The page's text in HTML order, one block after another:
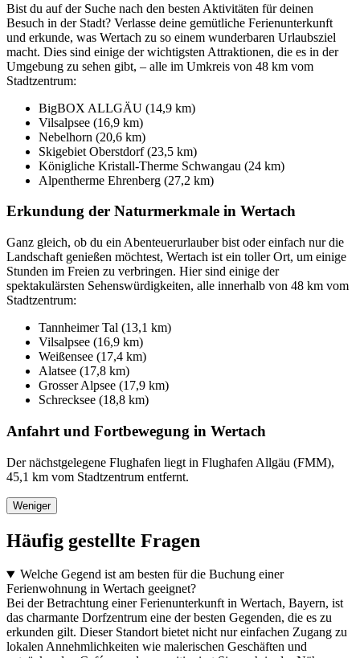
Bist du auf der Suche nach den besten Aktivitäten für deinen
Besuch in der Stadt? Verlasse deine gemütliche Ferienunterkunft
und erkunde, was Wertach zu so einem wunderbaren Urlaubsziel
macht. Dies sind einige der wichtigsten Attraktionen, die es in der
Umgebung zu sehen gibt, – alle im Umkreis von 48 km vom
Stadtzentrum:
BigBOX ALLGÄU (14,9 km)
Vilsalpsee (16,9 km)
Nebelhorn (20,6 km)
Skigebiet Oberstdorf (23,5 km)
Königliche Kristall-Therme Schwangau (24 km)
Alpentherme Ehrenberg (27,2 km)
Erkundung der Naturmerkmale in Wertach
Ganz gleich, ob du ein Abenteuerurlauber bist oder einfach nur die
Landschaft genießen möchtest, Wertach ist ein toller Ort, um einige
Stunden im Freien zu verbringen. Hier sind einige der
spektakulärsten Sehenswürdigkeiten, alle innerhalb von 48 km vom
Stadtzentrum:
Tannheimer Tal (13,1 km)
Vilsalpsee (16,9 km)
Weißensee (17,4 km)
Alatsee (17,8 km)
Grosser Alpsee (17,9 km)
Schrecksee (18,8 km)
Anfahrt und Fortbewegung in Wertach
Der nächstgelegene Flughafen liegt in Flughafen Allgäu (FMM),
45,1 km vom Stadtzentrum entfernt.
Weniger
Häufig gestellte Fragen
Welche Gegend ist am besten für die Buchung einer
Ferienwohnung in Wertach geeignet?
Bei der Betrachtung einer Ferienunterkunft in Wertach, Bayern, ist
das charmante Dorfzentrum eine der besten Gegenden, die es zu
erkunden gilt. Dieser Standort bietet nicht nur einfachen Zugang zu
lokalen Annehmlichkeiten wie malerischen Geschäften und